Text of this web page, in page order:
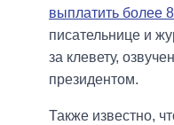
выплатить более
писательнице и
за клевету,
президентом.
Также известно,